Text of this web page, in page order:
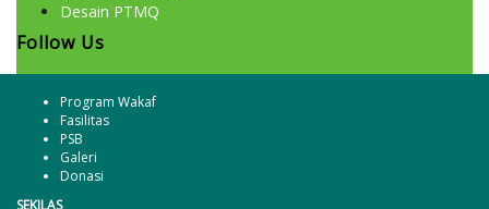
Desain PTMQ
Follow Us
Program Wakaf
Fasilitas
PSB
Galeri
Donasi
SEKILAS